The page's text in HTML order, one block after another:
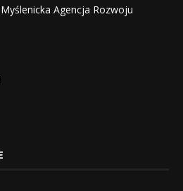
Myślenicka Agencja Rozwoju